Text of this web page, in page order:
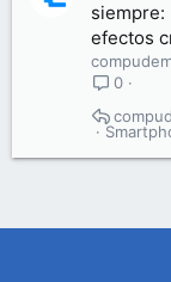
siempre:
efectos
0